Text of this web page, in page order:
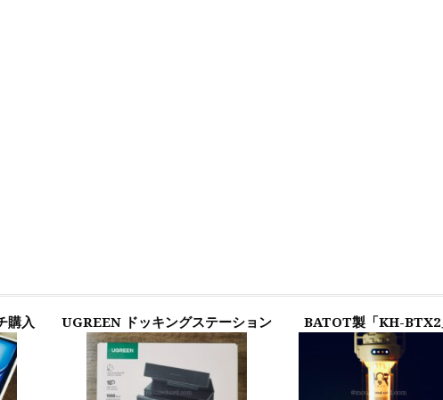
購入 UGREEN ドッキングステーション BATOT製「KH-BTX2